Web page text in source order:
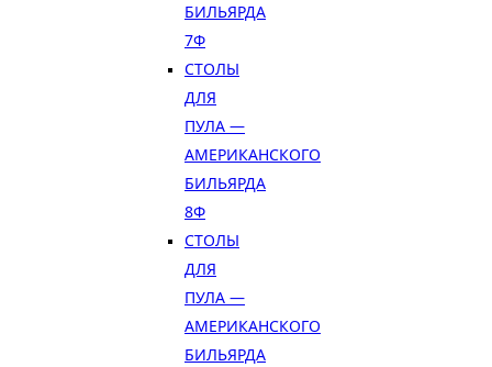
БИЛЬЯРДА
7Ф
СТОЛЫ
ДЛЯ
ПУЛА —
АМЕРИКАНСКОГО
БИЛЬЯРДА
8Ф
СТОЛЫ
ДЛЯ
ПУЛА —
АМЕРИКАНСКОГО
БИЛЬЯРДА